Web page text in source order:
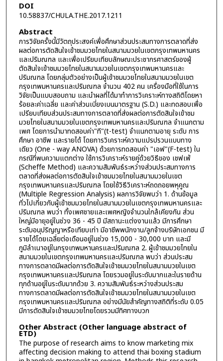
DOI
10.58837/CHULA.THE.2017.1211
Abstract
การวิจัยครั้งนี้มีวัตถุประสงค์เพื่อศึกษาส่วนประสมทางการตลาดที่ส่ง
ผลต่อการตัดสินใจเข้าชมมวยไทยในสนามมวยในเขตกรุงเทพมหานคร
และปริมณฑล และเพื่อเปรียบเทียบลักษณะประชากรศาสตร์ของผู้
ตัดสินใจเข้าชมมวยไทยในสนามมวยในเขตกรุงเทพมหานครและ
ปริมณฑล โดยกลุ่มตัวอย่างเป็นผู้เข้าชมมวยไทยในสนามมวยในเขต
กรุงเทพมหานครและปริมณฑล จำนวน 402 คน เครื่องมือที่ใช้ในการ
วิจัยเป็นแบบสอบถาม และนำผลที่ได้มาทำการวิเคราะห์ทางสถิติโดยหา
ร้อยละค่าเฉลี่ย และค่าส่วนเบี่ยงเบนมาตรฐาน (S.D.) และทดสอบเพื่อ
เปรียบเทียบส่วนประสมทางการตลาดที่ส่งผลต่อการตัดสินใจเข้าชม
มวยไทยในสนามมวยในเขตกรุงเทพมหานครและปริมณฑล จำแนกตาม
เพศ โดยการนำมาทดสอบค่า"ที"(t-test) จำแนกตามอายุ ระดับ การ
ศึกษา อาชีพ และรายได้ โดยการวิเคราะห์ความแปรปรวนแบบทาง
เดียว (One - way ANOVA) ด้วยการทดสอบค่า "เอฟ"(F-test) ใน
กรณีที่พบความแตกต่าง ใช้การวิเคราะห์รายคู่ด้วยวิธีของ เชฟเฟ่
(Scheffe Method) และความสัมพันธ์ระหว่างส่วนประสมทางการ
ตลาดที่ส่งผลต่อการตัดสินใจเข้าชมมวยไทยในสนามมวยในเขต
กรุงเทพมหานครและปริมณฑล โดยใช้วิธีวิเคราะห์ถดถอยพหุคูณ
(Multiple Regression Analysis) ผลการวิจัยพบว่า 1. ด้านข้อมูล
ทั่วไปเกี่ยวกับผู้เข้าชมมวยไทยในสนามมวยในเขตกรุงเทพมหานครและ
ปริมณฑล พบว่า ทั้งเพศชายและเพศหญิงจำนวนใกล้เคียงกัน ส่วน
ใหญ่มีอายุอยู่ในช่วง 36 - 45 ปี มีสถานะแต่งงานแล้ว มีการศึกษา
ระดับอนุปริญญาหรือเทียบเท่า มีอาชีพพนักงาน/ลูกจ้างบริษัทเอกชน มี
รายได้โดยเฉลี่ยต่อเดือนอยู่ในช่วง 15,000 - 30,000 บาท และมี
ภูมิลำเนาอยู่ในกรุงเทพมหานครและปริมณฑล 2. ผู้เข้าชมมวยไทยใน
สนามมวยในเขตกรุงเทพมหานครและปริมณฑล พบว่า ส่วนประสม
ทางการตลาดมีผลต่อการตัดสินใจเข้าชมมวยไทยในสนามมวยในเขต
กรุงเทพมหานครและปริมณฑล โดยรวมอยู่ในระดับมากและในรายด้าน
ทุกด้านอยู่ในระดับมากด้วย 3. ความสัมพันธ์ระหว่างส่วนประสม
ทางการตลาดมีผลต่อการตัดสินใจเข้าชมมวยไทยในสนามมวยในเขต
กรุงเทพมหานครและปริมณฑล อย่างมีนัยสำคัญทางสถิติที่ระดับ 0.05
มีการตัดสินใจเข้าชมมวยไทยโดยรวมมีทิศทางบวก
Other Abstract (Other language abstract of
ETD)
The purpose of research aims to know marketing mix
affecting decision making to attend thai boxing stadium